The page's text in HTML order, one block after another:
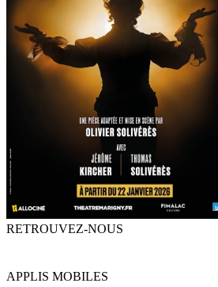
RETROUVEZ-NOUS
APPLIS MOBILES